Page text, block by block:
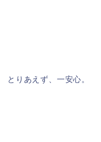
とりあえず、一安心。